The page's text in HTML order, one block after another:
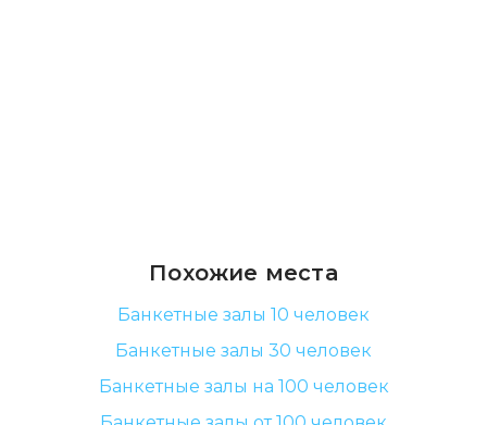
Похожие места
Банкетные залы 10 человек
Банкетные залы 30 человек
Банкетные залы на 100 человек